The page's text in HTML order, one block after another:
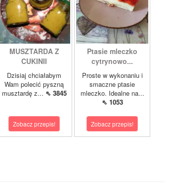
MUSZTARDA Z
CUKINII
Dzisiaj chciałabym
Wam polecić pyszną
musztardę z... ⇖ 3845
Zobacz przepis!
Ptasie mleczko
cytrynowo...
Proste w wykonaniu i
smaczne ptasie
mleczko. Idealne na...
⇖ 1053
Zobacz przepis!